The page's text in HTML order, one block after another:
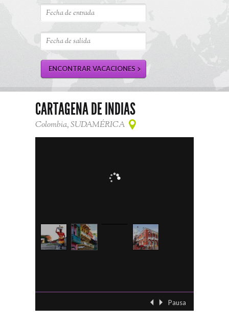
CARTAGENA DE INDIAS
Colombia, SUDAMÉRICA
Pausa